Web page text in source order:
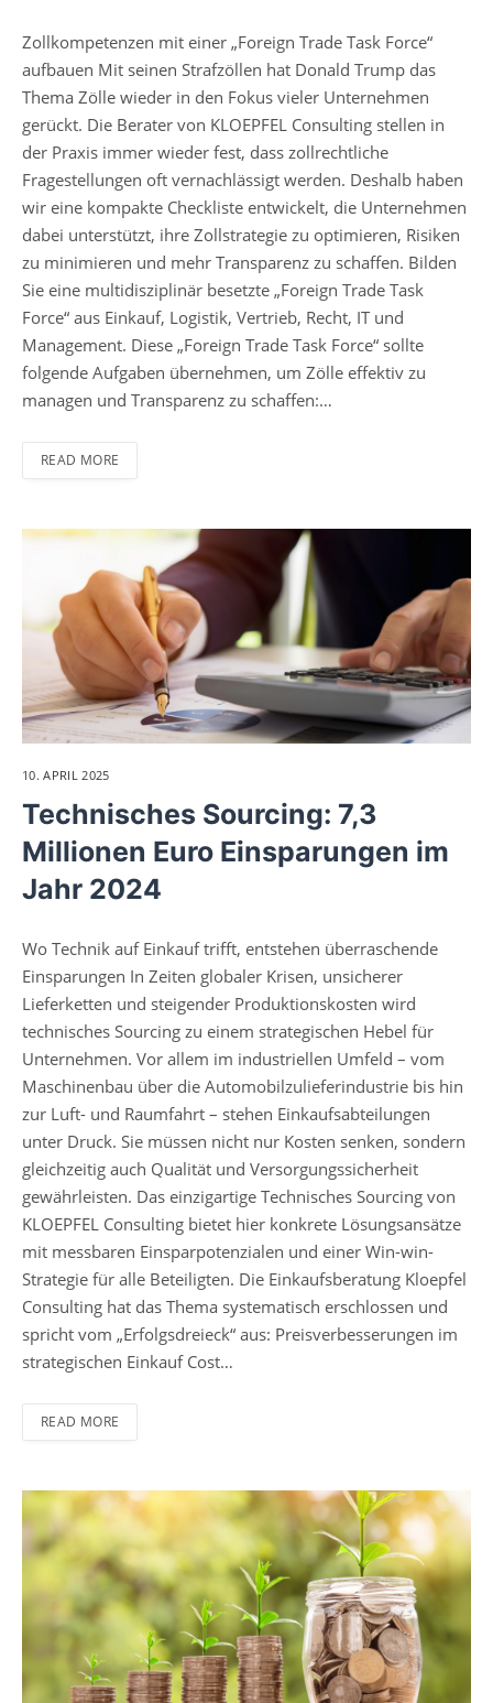
Zollkompetenzen mit einer „Foreign Trade Task Force“
aufbauen Mit seinen Strafzöllen hat Donald Trump das
Thema Zölle wieder in den Fokus vieler Unternehmen
gerückt. Die Berater von KLOEPFEL Consulting stellen in
der Praxis immer wieder fest, dass zollrechtliche
Fragestellungen oft vernachlässigt werden. Deshalb haben
wir eine kompakte Checkliste entwickelt, die Unternehmen
dabei unterstützt, ihre Zollstrategie zu optimieren, Risiken
zu minimieren und mehr Transparenz zu schaffen. Bilden
Sie eine multidisziplinär besetzte „Foreign Trade Task
Force“ aus Einkauf, Logistik, Vertrieb, Recht, IT und
Management. Diese „Foreign Trade Task Force“ sollte
folgende Aufgaben übernehmen, um Zölle effektiv zu
managen und Transparenz zu schaffen:…
READ MORE
10. APRIL 2025
Technisches Sourcing: 7,3
Millionen Euro Einsparungen im
Jahr 2024
Wo Technik auf Einkauf trifft, entstehen überraschende
Einsparungen In Zeiten globaler Krisen, unsicherer
Lieferketten und steigender Produktionskosten wird
technisches Sourcing zu einem strategischen Hebel für
Unternehmen. Vor allem im industriellen Umfeld – vom
Maschinenbau über die Automobilzulieferindustrie bis hin
zur Luft- und Raumfahrt – stehen Einkaufsabteilungen
unter Druck. Sie müssen nicht nur Kosten senken, sondern
gleichzeitig auch Qualität und Versorgungssicherheit
gewährleisten. Das einzigartige Technisches Sourcing von
KLOEPFEL Consulting bietet hier konkrete Lösungsansätze
mit messbaren Einsparpotenzialen und einer Win-win-
Strategie für alle Beteiligten. Die Einkaufsberatung Kloepfel
Consulting hat das Thema systematisch erschlossen und
spricht vom „Erfolgsdreieck“ aus: Preisverbesserungen im
strategischen Einkauf Cost…
READ MORE